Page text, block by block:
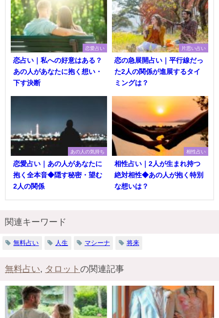
恋愛占い
恋占い｜私への好意はある？
あの人があなたに抱く想い・
下す決断
片思い占い
恋の急展開占い｜平行線だっ
た2人の関係が進展するタイ
ミングは？
あの人の気持ち
恋愛占い｜あの人があなたに
抱く全本音◆隠す秘密・望む
2人の関係
相性占い
相性占い｜2人が生まれ持つ
絶対相性◆あの人が抱く特別
な想いは？
関連キーワード
無料占い 人生 マシーナ 将来
無料占い, タロット の関連記事